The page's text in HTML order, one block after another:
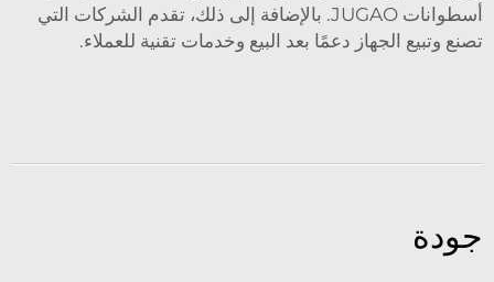
أسطوانات JUGAO. بالإضافة إلى ذلك، تقدم الشركات التي
تصنع وتبيع الجهاز دعمًا بعد البيع وخدمات تقنية للعملاء.
جودة